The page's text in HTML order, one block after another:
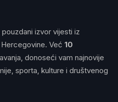
pouzdani izvor vijesti iz
Već 10
donoseći vam najnovije
sporta, kulture i društvenog